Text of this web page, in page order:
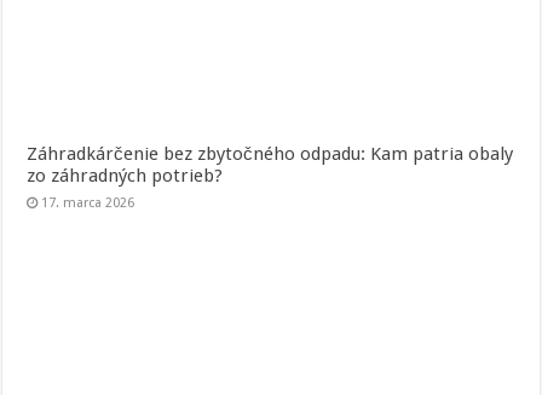
Záhradkárčenie bez zbytočného odpadu: Kam patria obaly
zo záhradných potrieb?
17. marca 2026